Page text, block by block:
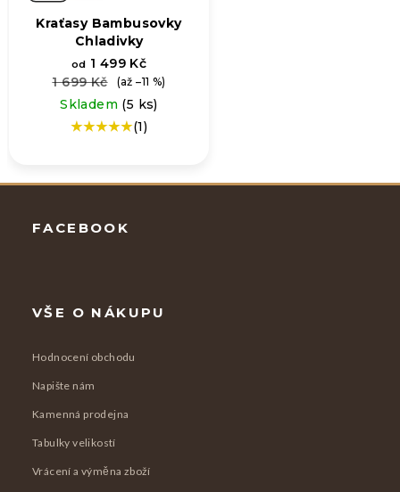
Kraťasy Bambusovky
Chladivky
od 1 499 Kč
1 699 Kč
(až –11 %)
Skladem (5 ks)
Průměrné
je
5
(1)
FACEBOOK
VŠE O NÁKUPU
Hodnocení obchodu
Napište nám
Kamenná prodejna
Tabulky velikostí
Vrácení a výměna zboží